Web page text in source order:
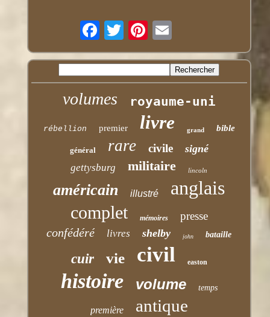
volumes royaume-uni
rébellion premier livre grand bible
général rare civile signé
gettysburg militaire lincoln
américain illustré anglais
complet mémoires presse
confédéré livres shelby john bataille
cuir vie civil easton
histoire volume temps
première antique